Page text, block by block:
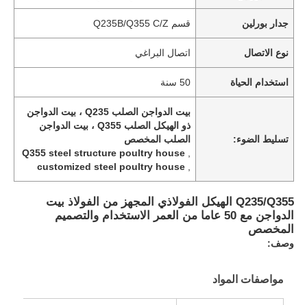
جدار بورلين قسم Q235B/Q355 C/Z
نوع الاتصال اتصال البراغي
استخدام الحياة 50 سنة
تسليط الضوء:
بيت الدواجن الصلب Q235 ، بيت الدواجن
ذو الهيكل الصلب Q355 ، بيت الدواجن
الصلب المخصص
,
Q355 steel structure poultry house
,
customized steel poultry house
Q235/Q355 الهيكل الفولاذي المجهز من الفولاذ بيت
الدواجن مع 50 عاما من العمر الاستخدام والتصميم
المخصص
وصف:
مواصفات المواد